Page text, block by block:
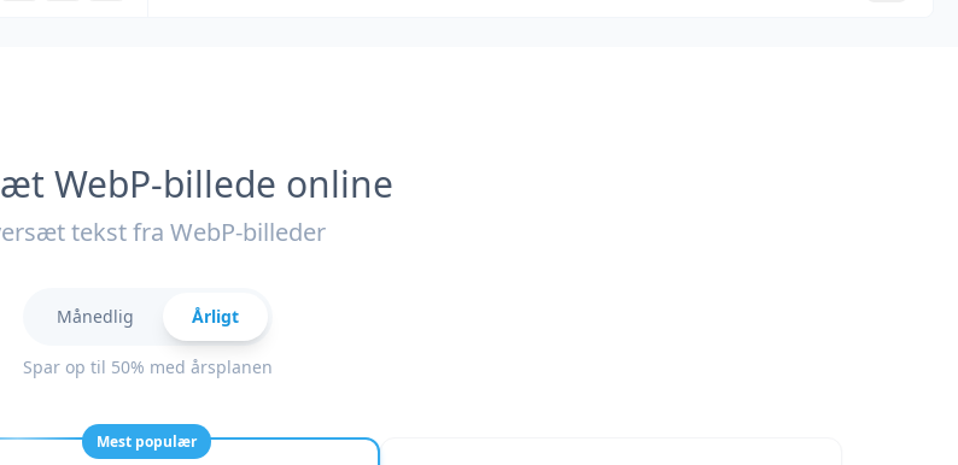
WebP-billede online
tekst fra WebP-billeder
Månedlig Årligt
Spar op til 50% med årsplanen
Mest populær